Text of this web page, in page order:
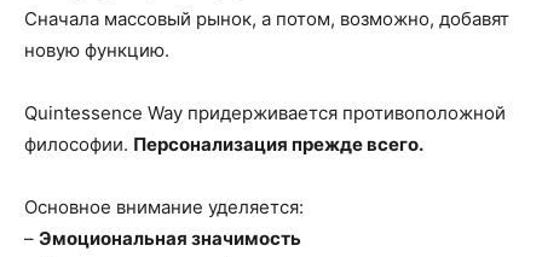
Сначала массовый рынок, а потом, возможно, добавят
новую функцию.
Quintessence Way придерживается противоположной
философии. Персонализация прежде всего.
Основное внимание уделяется:
– Эмоциональная значимость